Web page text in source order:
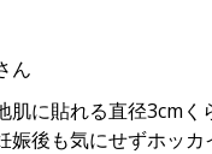
肌に貼れる直径3cm
娠後も気にせずホッ